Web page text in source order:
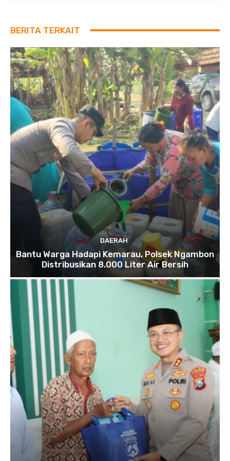
BERITA TERKAIT
DAERAH
Bantu Warga Hadapi Kemarau, Polsek Ngambon
Distribusikan 8.000 Liter Air Bersih